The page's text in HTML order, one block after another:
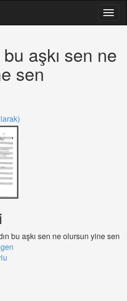
aşkı sen ne
sen
bu aşkı sen ne olursun yine sen